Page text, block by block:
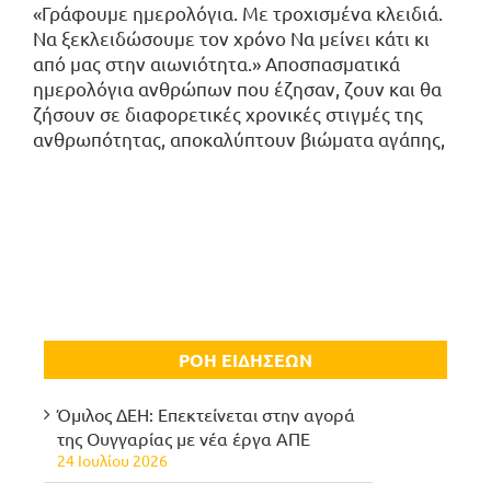
«Γράφουμε ημερολόγια. Με τροχισμένα κλειδιά.
Να ξεκλειδώσουμε τον χρόνο Να μείνει κάτι κι
από μας στην αιωνιότητα.» Αποσπασματικά
ημερολόγια ανθρώπων που έζησαν, ζουν και θα
ζήσουν σε διαφορετικές χρονικές στιγμές της
ανθρωπότητας, αποκαλύπτουν βιώματα αγάπης,
ΡΟΗ ΕΙΔΗΣΕΩΝ
Όμιλος ΔΕΗ: Επεκτείνεται στην αγορά
της Ουγγαρίας με νέα έργα ΑΠΕ
24 Ιουλίου 2026